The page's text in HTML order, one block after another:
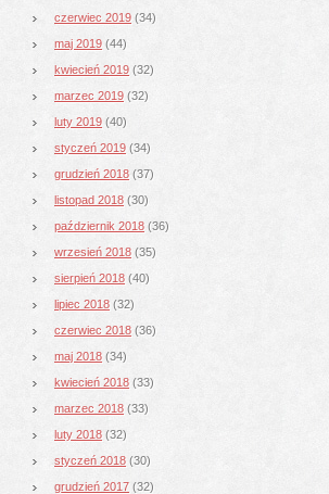
czerwiec 2019 (34)
maj 2019 (44)
kwiecień 2019 (32)
marzec 2019 (32)
luty 2019 (40)
styczeń 2019 (34)
grudzień 2018 (37)
listopad 2018 (30)
październik 2018 (36)
wrzesień 2018 (35)
sierpień 2018 (40)
lipiec 2018 (32)
czerwiec 2018 (36)
maj 2018 (34)
kwiecień 2018 (33)
marzec 2018 (33)
luty 2018 (32)
styczeń 2018 (30)
grudzień 2017 (32)